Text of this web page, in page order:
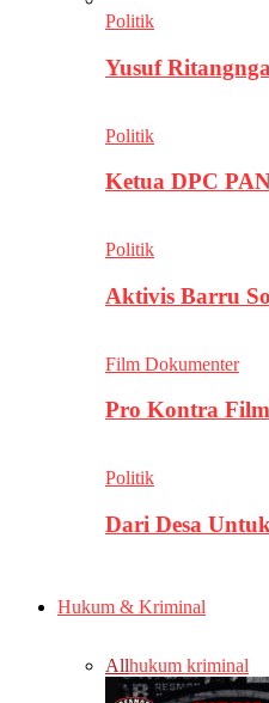
Politik
Yusuf
Politik
Ketua DPC
Politik
Aktivis Barru
Film Dokumenter
Pro Kontra
Politik
Dari Desa
Hukum & Kriminal
Allhukum kriminal